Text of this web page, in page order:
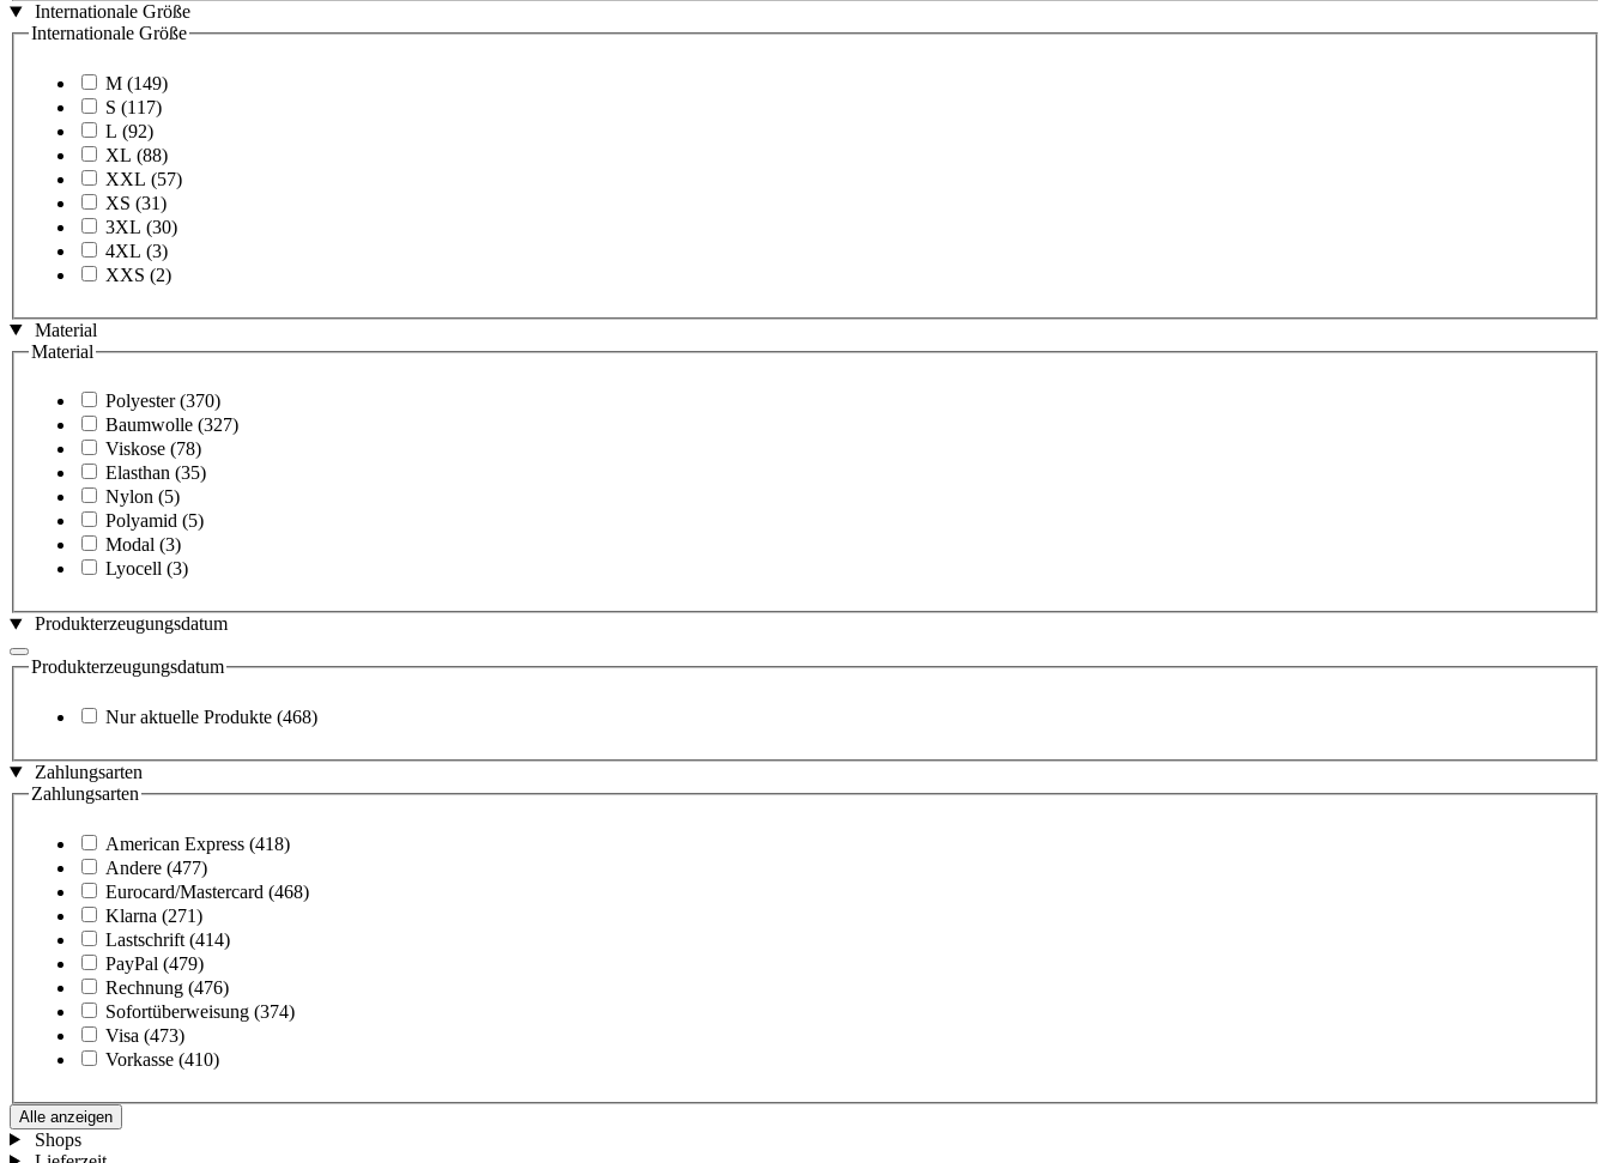
Internationale Größe
Internationale Größe
M (149)
S (117)
L (92)
XL (88)
XXL (57)
XS (31)
3XL (30)
4XL (3)
XXS (2)
Material
Material
Polyester (370)
Baumwolle (327)
Viskose (78)
Elasthan (35)
Nylon (5)
Polyamid (5)
Modal (3)
Lyocell (3)
Produkterzeugungsdatum
Produkterzeugungsdatum
Nur aktuelle Produkte (468)
Zahlungsarten
Zahlungsarten
American Express (418)
Andere (477)
Eurocard/Mastercard (468)
Klarna (271)
Lastschrift (414)
PayPal (479)
Rechnung (476)
Sofortüberweisung (374)
Visa (473)
Vorkasse (410)
Alle anzeigen
Shops